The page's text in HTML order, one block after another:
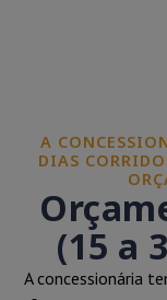
A
DIAS
(15 a
A concessionária